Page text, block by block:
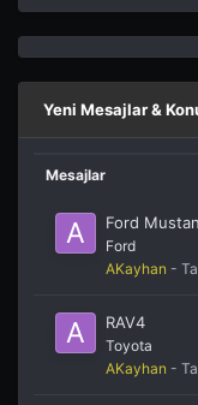
Yeni Mesajlar &
Mesajlar
Ford
Ford
AKayhan -
RAV4
Toyota
AKayhan -